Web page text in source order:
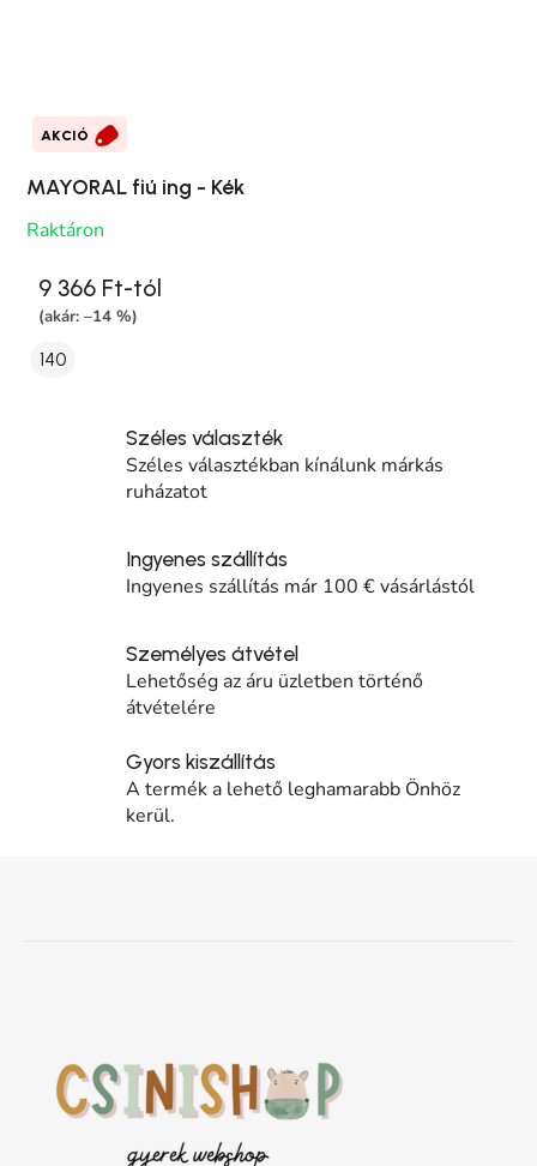
AKCIÓ
MAYORAL fiú ing - Kék
Raktáron
9 366 Ft-tól
(akár: –14 %)
140
Széles választék
Széles választékban kínálunk márkás
ruházatot
Ingyenes szállítás
Ingyenes szállítás már 100 € vásárlástól
Személyes átvétel
Lehetőség az áru üzletben történő
átvételére
Gyors kiszállítás
A termék a lehető leghamarabb Önhöz
kerül.